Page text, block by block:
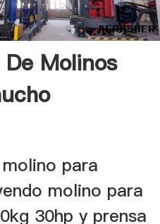
Molinos
para
molino para
30hp y prensa